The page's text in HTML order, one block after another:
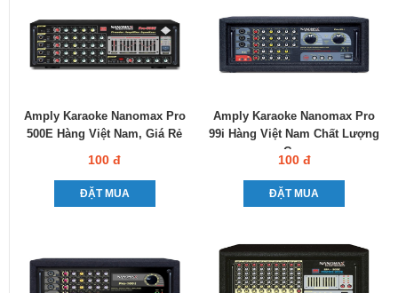
Amply Karaoke Nanomax Pro
500E Hàng Việt Nam, Giá Rẻ
100 đ
ĐẶT MUA
Amply Karaoke Nanomax Pro
99i Hàng Việt Nam Chất Lượng
Cao
100 đ
ĐẶT MUA